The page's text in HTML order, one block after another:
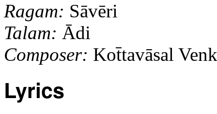
Ragam: Sāvēri
Talam: Ādi
Composer: Kot̄tavāsal
Lyrics